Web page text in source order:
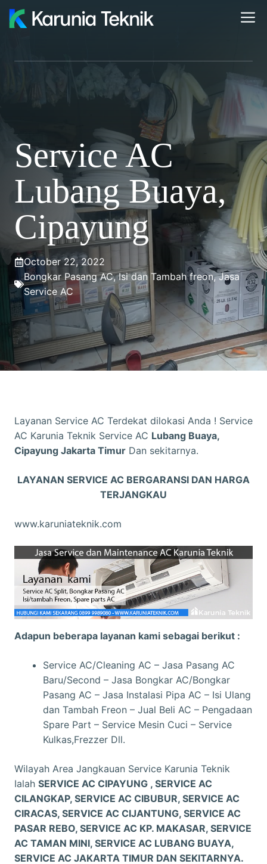
Skip
Service AC
Lubang Buaya,
Cipayung
October 22, 2022
Bongkar Pasang AC,Isi dan Tambah freon,Jasa
Service AC
Layanan Service AC Terdekat dilokasi Anda ! Service
AC Karunia Teknik Service AC Lubang Buaya,
Cipayung Jakarta Timur Dan sekitarnya.
LAYANAN SERVICE AC BERGARANSI DAN HARGA
TERJANGKAU
www.karuniateknik.com
Adapun beberapa layanan kami sebagai berikut :
Service AC/Cleaning AC – Jasa Pasang AC
Baru/Second – Jasa Bongkar AC/Bongkar
Pasang AC – Jasa Instalasi Pipa AC – Isi Ulang
dan Tambah Freon – Jual Beli AC – Pengadaan
Spare Part – Service Mesin Cuci – Service
Kulkas,Frezzer Dll.
Wilayah Area Jangkauan Service Karunia Teknik
Ialah SERVICE AC CIPAYUNG , SERVICE AC
CILANGKAP, SERVICE AC CIBUBUR, SERVICE AC
CIRACAS, SERVICE AC CIJANTUNG, SERVICE AC
PASAR REBO, SERVICE AC KP. MAKASAR, SERVICE
AC TAMAN MINI, SERVICE AC LUBANG BUAYA,
SERVICE AC JAKARTA TIMUR DAN SEKITARNYA.